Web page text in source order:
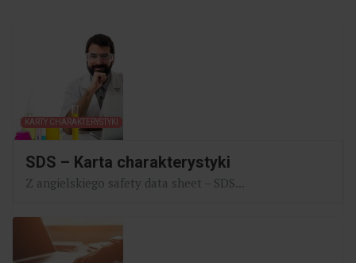
KARTY CHARAKTERYSTYKI
SDS – Karta charakterystyki
Z angielskiego safety data sheet – SDS...